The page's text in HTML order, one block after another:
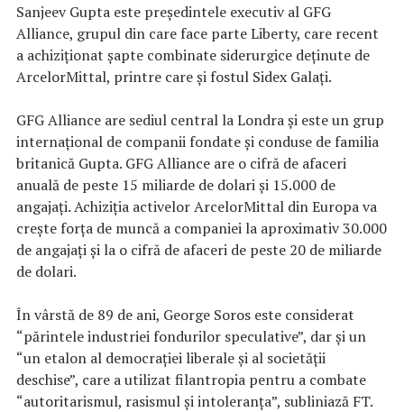
Sanjeev Gupta este preşedintele executiv al GFG
Alliance, grupul din care face parte Liberty, care recent
a achiziţionat şapte combinate siderurgice deţinute de
ArcelorMittal, printre care şi fostul Sidex Galaţi.
GFG Alliance are sediul central la Londra şi este un grup
internaţional de companii fondate şi conduse de familia
britanică Gupta. GFG Alliance are o cifră de afaceri
anuală de peste 15 miliarde de dolari şi 15.000 de
angajaţi. Achiziţia activelor ArcelorMittal din Europa va
creşte forţa de muncă a companiei la aproximativ 30.000
de angajaţi şi la o cifră de afaceri de peste 20 de miliarde
de dolari.
În vârstă de 89 de ani, George Soros este considerat
“părintele industriei fondurilor speculative”, dar şi un
“un etalon al democraţiei liberale şi al societăţii
deschise”, care a utilizat filantropia pentru a combate
“autoritarismul, rasismul şi intoleranţa”, subliniază FT.